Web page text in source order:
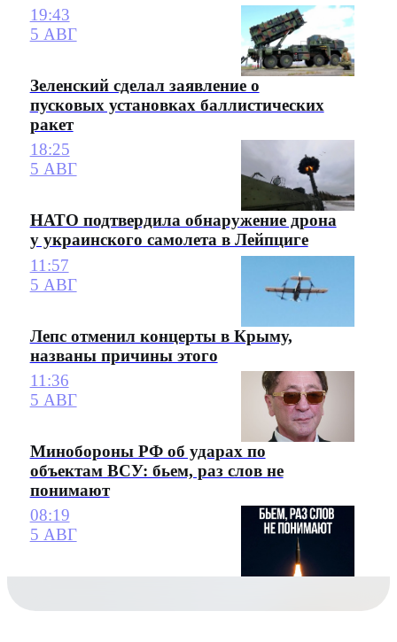
19:43
5 АВГ
Зеленский сделал заявление о
пусковых установках баллистических
ракет
18:25
5 АВГ
НАТО подтвердила обнаружение дрона
у украинского самолета в Лейпциге
11:57
5 АВГ
Лепс отменил концерты в Крыму,
названы причины этого
11:36
5 АВГ
Минобороны РФ об ударах по
объектам ВСУ: бьем, раз слов не
понимают
08:19
5 АВГ